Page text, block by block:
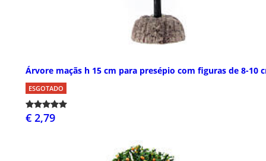
Árvore maçãs h 15 cm para presépio com figuras de 8-10
ESGOTADO
€ 2,79